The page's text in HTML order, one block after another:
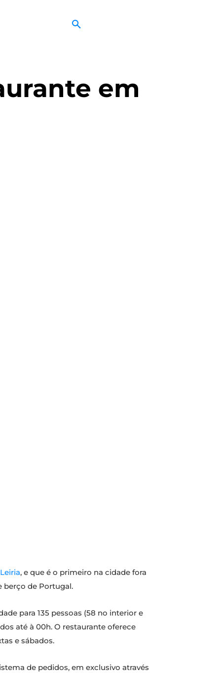
em
, e que é o primeiro na cidade fora
berço de Portugal.
para 135 pessoas (58 no interior e
até à 00h. O restaurante oferece
e sábados.
de pedidos, em exclusivo através